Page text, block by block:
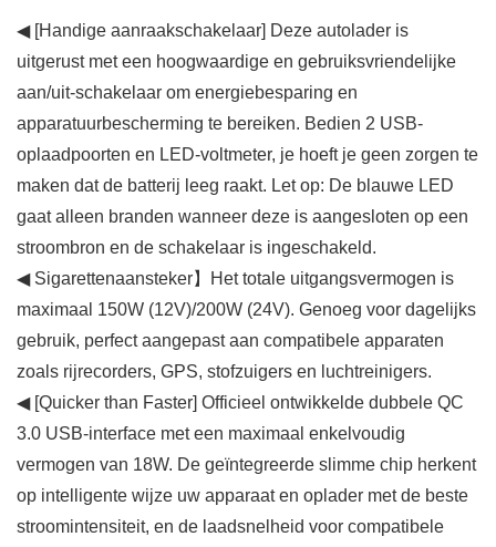
◀ [Handige aanraakschakelaar] Deze autolader is
uitgerust met een hoogwaardige en gebruiksvriendelijke
aan/uit-schakelaar om energiebesparing en
apparatuurbescherming te bereiken. Bedien 2 USB-
oplaadpoorten en LED-voltmeter, je hoeft je geen zorgen te
maken dat de batterij leeg raakt. Let op: De blauwe LED
gaat alleen branden wanneer deze is aangesloten op een
stroombron en de schakelaar is ingeschakeld.
◀ Sigarettenaansteker】Het totale uitgangsvermogen is
maximaal 150W (12V)/200W (24V). Genoeg voor dagelijks
gebruik, perfect aangepast aan compatibele apparaten
zoals rijrecorders, GPS, stofzuigers en luchtreinigers.
◀ [Quicker than Faster] Officieel ontwikkelde dubbele QC
3.0 USB-interface met een maximaal enkelvoudig
vermogen van 18W. De geïntegreerde slimme chip herkent
op intelligente wijze uw apparaat en oplader met de beste
stroomintensiteit, en de laadsnelheid voor compatibele